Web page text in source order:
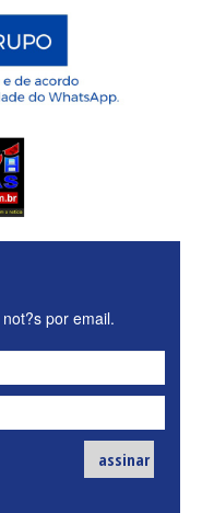
por email.